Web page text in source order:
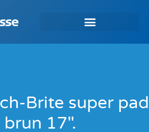
Brite super pad
brun 17″.